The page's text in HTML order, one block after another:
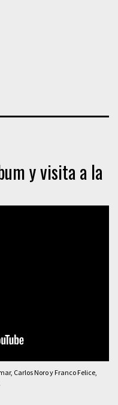
y visita a la
Carlos Noro y Franco Felice,